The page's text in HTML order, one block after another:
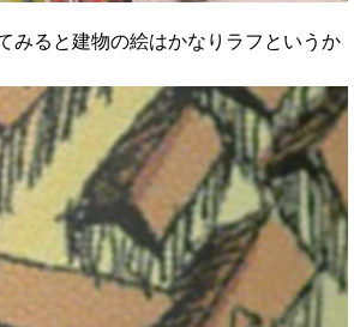
みると建物の絵はかなりラフというか